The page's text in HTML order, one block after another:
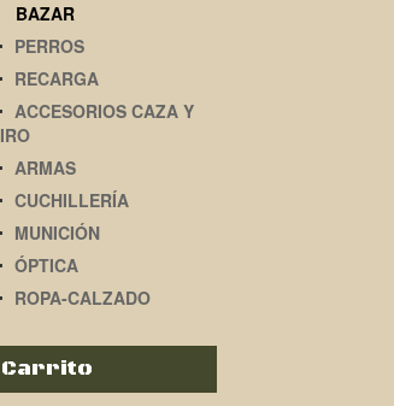
BAZAR
PERROS
RECARGA
ACCESORIOS CAZA Y
ARMAS
CUCHILLERÍA
MUNICIÓN
ÓPTICA
ROPA-CALZADO
Carrito